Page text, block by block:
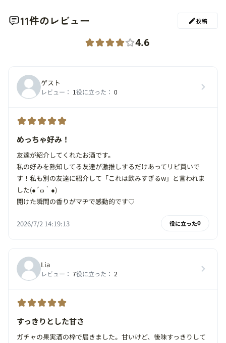
11件のレビュー
4.6
投稿
ゲスト
レビュー： 1役に立った： 0
めっちゃ好み！
友達が紹介してくれたお酒です。
私の好みを熟知してる友達が激推しするだけあってリピ買いで
す！私も別の友達に紹介して「これは飲みすぎるw」と言われま
した(●´ω｀●)
開けた瞬間の香りがマヂで感動的です♡
2026/7/2 14:19:13 役に立った0
Lia
レビュー： 7役に立った： 2
すっきりとした甘さ
ガチャの果実酒の枠で届きました。甘いけど、後味すっきりして